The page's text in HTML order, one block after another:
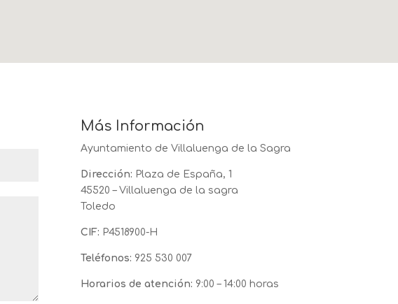
Más Información
Ayuntamiento de Villaluenga de la Sagra
Dirección: Plaza de España, 1
45520 – Villaluenga de la sagra
Toledo
CIF: P4518900-H
Teléfonos: 925 530 007
Horarios de atención: 9:00 – 14:00 horas